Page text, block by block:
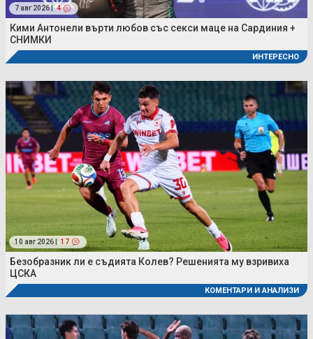
7 авг 2026 | 4
Кими Антонели върти любов със секси маце на Сардиния +
СНИМКИ
ИНТЕРЕСНО
10 авг 2026 | 17
Безобразник ли е съдията Колев? Решенията му взривиха
ЦСКА
КОМЕНТАРИ И АНАЛИЗИ